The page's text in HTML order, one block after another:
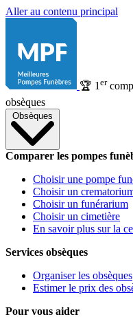
Aller au contenu principal
🏆 1 er
obsèques
Obsèques
Comparer les pompes
Choisir une pompe
Choisir un
Choisir un funérarium
Choisir un cimetière
En savoir plus sur la
Services obsèques
Organiser les obsèques
Estimer le prix des
Pour vous aider